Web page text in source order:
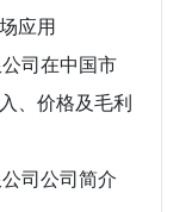
应用
司在中国市
、价格及毛利
司公司简介